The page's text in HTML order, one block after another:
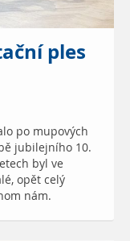
ples
po mupových
jubilejního 10.
byl ve
opět celý
nám.